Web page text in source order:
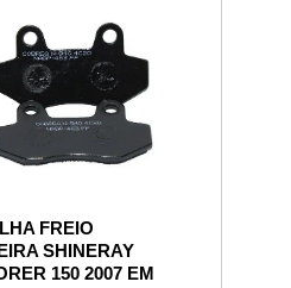
FREIO
SHINERAY
150 2007 EM